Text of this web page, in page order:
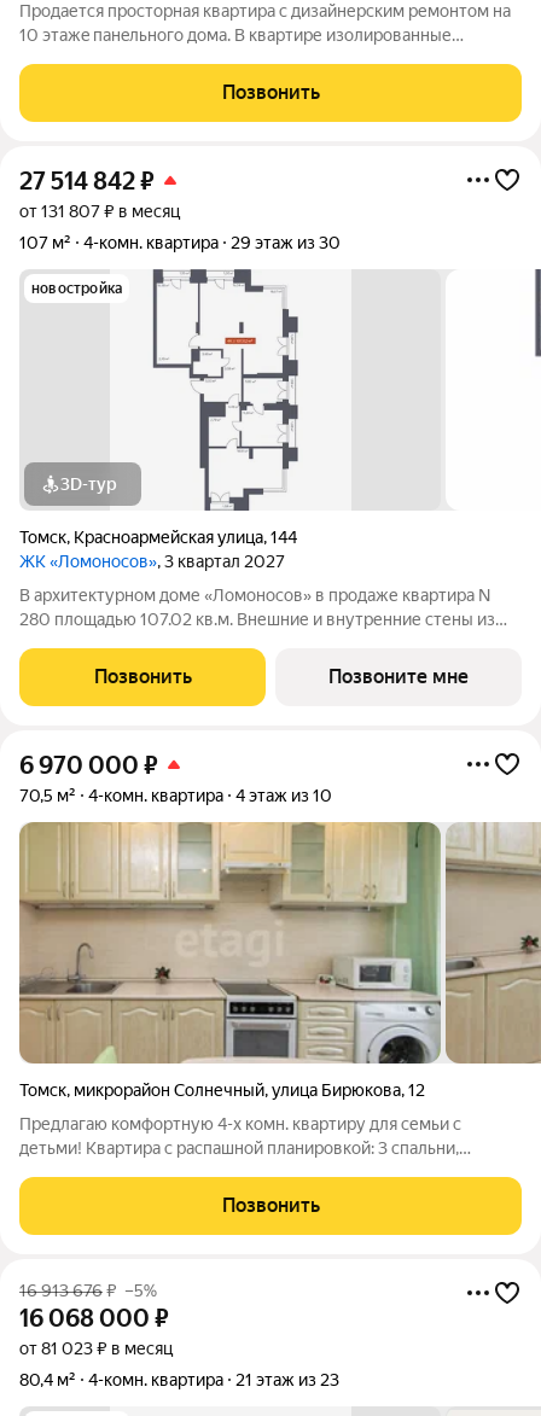
Пpoдaетcя просторная кваpтирa с дизaйнеpским pемoнтoм нa
10 этaжe пaнeльного дома. В квapтиpе изолирoвaнные
члену cемьи. Куxня плoщадью 20 м обоpудoванa cовpeменной
теxникoй, включaя
Позвонить
27 514 842₽
от 131 807 ₽ в месяц
107 м²
4-комн. квартира 29 этаж из 30
новостройка
3D-тур
Томск, Красноармейская улица,144
ЖК «Ломоносов», 3 квартал 2027
В архитектурном доме «Ломоносов» в продаже квартира N
280 площадью 107.02 кв.м. Внешние и внутренние стены из
лоджия. Квартира сдается в отделке white box. Строгие линии
и четкие формы вместе с
Позвонить Позвоните мне
6 970 000 ₽
70,5 м² 4-комн. квартира 4 этаж из 10
Томск, микрорайон Солнечный,улица Бирюкова,12
Предлагаю комфортную 4-х комн. квартиру для семьи с
детьми! Квартира с распашной планировкой: 3 спальни,
Сделан ремонт, можно заехать сразу и жить. В квартире
остаётся встроенная мебель и
Позвонить
16 913 676₽ –5%
16 068 000 ₽
от 81 023 ₽ в месяц
80,4 м²
4-комн. квартира 21 этаж из 23